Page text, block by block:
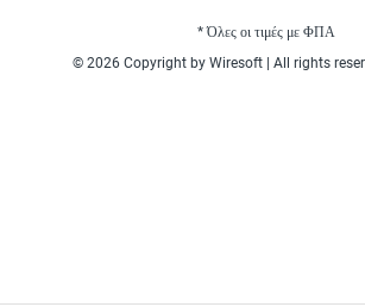
* Όλες οι τιμές με ΦΠΑ
© 2026 Copyright by Wiresoft | All rights